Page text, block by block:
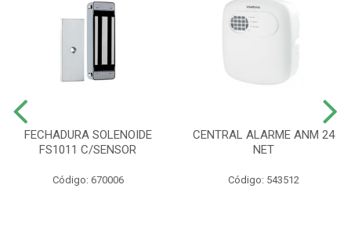
FECHADURA SOLENOIDE
FS1011 C/SENSOR
Código: 670006
CENTRAL ALARME ANM 24
NET
Código: 543512